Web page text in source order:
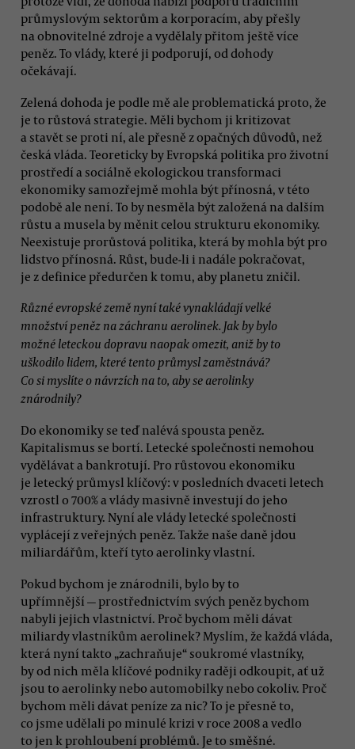
průmyslovým sektorům a korporacím, aby přešly
na obnovitelné zdroje a vydělaly přitom ještě více
peněz. To vlády, které ji podporují, od dohody
očekávají.
Zelená dohoda je podle mě ale problematická proto, že
je to růstová strategie. Měli bychom ji kritizovat
a stavět se proti ní, ale přesně z opačných důvodů, než
česká vláda. Teoreticky by Evropská politika pro životní
prostředí a sociálně ekologickou transformaci
ekonomiky samozřejmě mohla být přínosná, v této
podobě ale není. To by nesměla být založená na dalším
růstu a musela by měnit celou strukturu ekonomiky.
Neexistuje prorůstová politika, která by mohla být pro
lidstvo přínosná. Růst, bude-li i nadále pokračovat,
je z definice předurčen k tomu, aby planetu zničil.
Různé evropské země nyní také vynakládají velké
množství peněz na záchranu aerolinek. Jak by bylo
možné leteckou dopravu naopak omezit, aniž by to
uškodilo lidem, které tento průmysl zaměstnává?
Co si myslíte o návrzích na to, aby se aerolinky
znárodnily?
Do ekonomiky se teď nalévá spousta peněz.
Kapitalismus se bortí. Letecké společnosti nemohou
vydělávat a bankrotují. Pro růstovou ekonomiku
je letecký průmysl klíčový: v posledních dvaceti letech
vzrostl o 700% a vlády masivně investují do jeho
infrastruktury. Nyní ale vlády letecké společnosti
vyplácejí z veřejných peněz. Takže naše daně jdou
miliardářům, kteří tyto aerolinky vlastní.
Pokud bychom je znárodnili, bylo by to
upřímnější — prostřednictvím svých peněz bychom
nabyli jejich vlastnictví. Proč bychom měli dávat
miliardy vlastníkům aerolinek? Myslím, že každá vláda,
která nyní takto „zachraňuje“ soukromé vlastníky,
by od nich měla klíčové podniky raději odkoupit, ať už
jsou to aerolinky nebo automobilky nebo cokoliv. Proč
bychom měli dávat peníze za nic? To je přesně to,
co jsme udělali po minulé krizi v roce 2008 a vedlo
to jen k prohloubení problémů. Je to směšné.